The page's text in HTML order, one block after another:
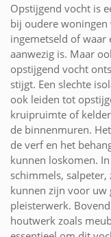
Opstijgend vocht is
bij oudere
ingemetseld of waar
aanwezig is. Maar
opstijgend vocht
stijgt. Een slechte
ook leiden tot
kruipruimte of
de binnenmuren.
de verf en het
kunnen loskomen.
schimmels,
kunnen zijn voor uw
pleisterwerk.
houtwerk zoals